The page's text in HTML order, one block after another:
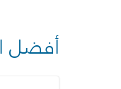
أفضل